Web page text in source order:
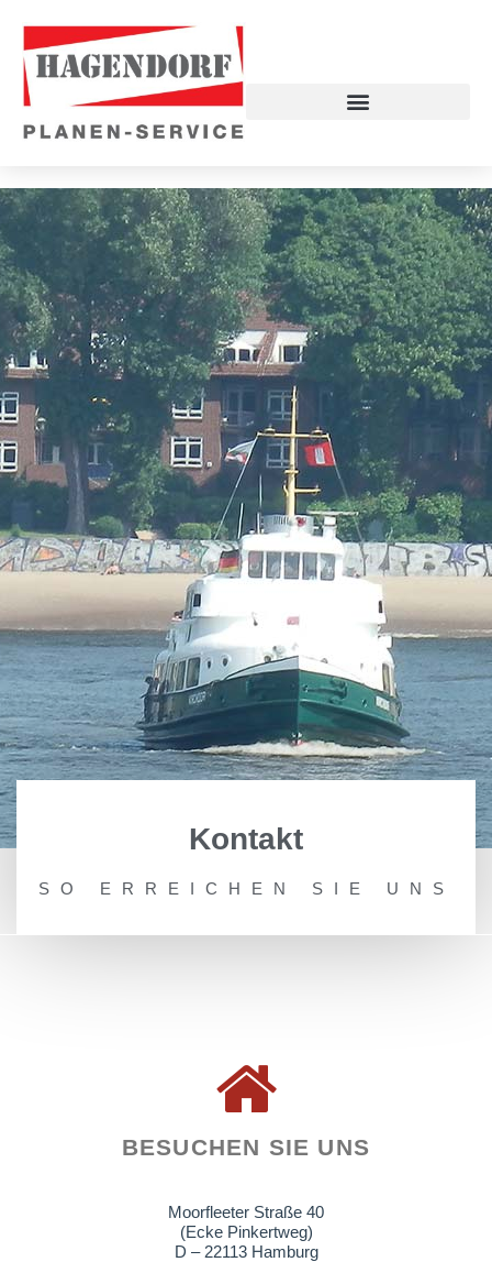
Kontakt
SO ERREICHEN SIE UNS
BESUCHEN SIE UNS
Moorfleeter Straße 40
(Ecke Pinkertweg)
D – 22113 Hamburg